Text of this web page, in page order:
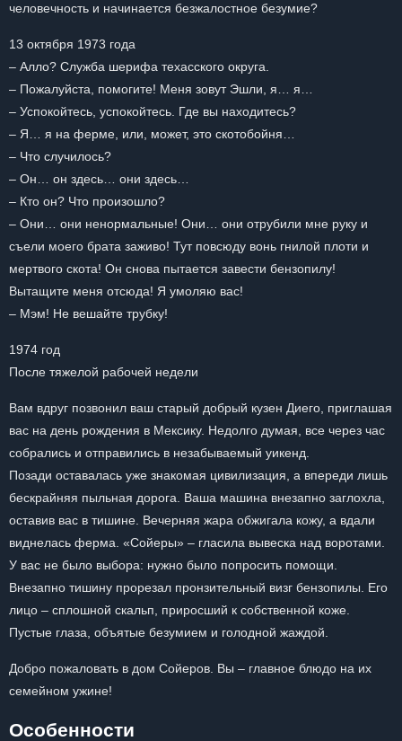
человечность и начинается безжалостное безумие?
13 октября 1973 года
– Алло? Служба шерифа техасского округа.
– Пожалуйста, помогите! Меня зовут Эшли, я… я…
– Успокойтесь, успокойтесь. Где вы находитесь?
– Я… я на ферме, или, может, это скотобойня…
– Что случилось?
– Он… он здесь… они здесь…
– Кто он? Что произошло?
– Они… они ненормальные! Они… они отрубили мне руку и
съели моего брата заживо! Тут повсюду вонь гнилой плоти и
мертвого скота! Он снова пытается завести бензопилу!
Вытащите меня отсюда! Я умоляю вас!
– Мэм! Не вешайте трубку!
1974 год
После тяжелой рабочей недели
Вам вдруг позвонил ваш старый добрый кузен Диего, приглашая
вас на день рождения в Мексику. Недолго думая, все через час
собрались и отправились в незабываемый уикенд.
Позади оставалась уже знакомая цивилизация, а впереди лишь
бескрайняя пыльная дорога. Ваша машина внезапно заглохла,
оставив вас в тишине. Вечерняя жара обжигала кожу, а вдали
виднелась ферма. «Сойеры» – гласила вывеска над воротами.
У вас не было выбора: нужно было попросить помощи.
Внезапно тишину прорезал пронзительный визг бензопилы. Его
лицо – сплошной скальп, приросший к собственной коже.
Пустые глаза, объятые безумием и голодной жаждой.
Добро пожаловать в дом Сойеров. Вы – главное блюдо на их
семейном ужине!
Особенности